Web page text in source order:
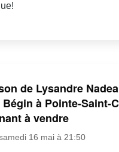
de Lysandre
à Pointe-Saint-
à vendre
16 mai à 21:50